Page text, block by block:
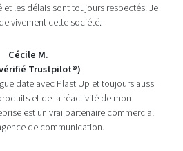
les délais sont toujours respectés. Je
vivement cette société.
Cécile M.
Trustpilot®)
date avec Plast Up et toujours aussi
et de la réactivité de mon
est un vrai partenaire commercial
de communication.